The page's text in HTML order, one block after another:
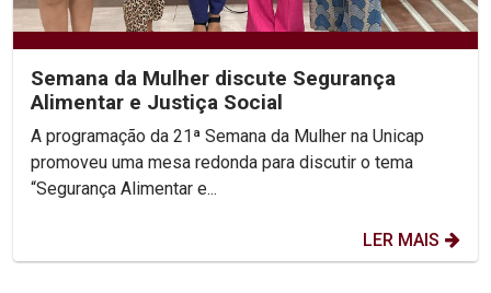
Semana da Mulher discute Segurança
Alimentar e Justiça Social
A programação da 21ª Semana da Mulher na Unicap
promoveu uma mesa redonda para discutir o tema
“Segurança Alimentar e...
LER MAIS